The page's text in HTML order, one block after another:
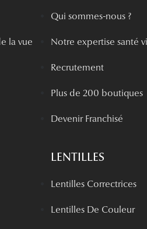
la vue
Qui sommes-nous ?
Notre expertise santé
Recrutement
Plus de 200 boutiques
Devenir Franchisé
LENTILLES
Lentilles Correctrices
Lentilles De Couleur